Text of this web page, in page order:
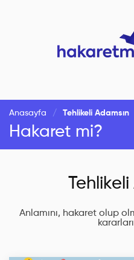
Anasayfa Tehlikeli Adamsın
Hakaret mi?
Anlamını, hakaret olup